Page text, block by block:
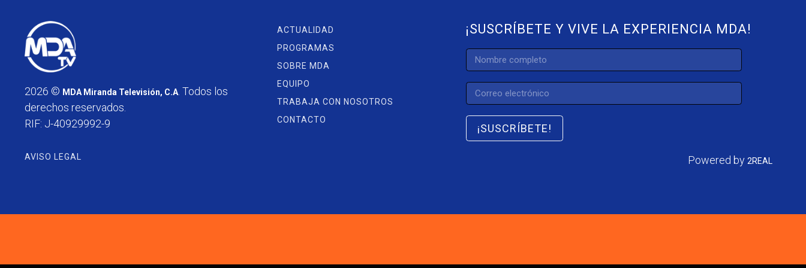
2026 © MDA Miranda Televisión, C.A . Todos los
derechos reservados.
RIF: J-40929992-9
AVISO LEGAL
ACTUALIDAD
PROGRAMAS
SOBRE MDA
EQUIPO
TRABAJA CON NOSOTROS
CONTACTO
¡SUSCRÍBETE Y VIVE LA EXPERIENCIA MDA!
¡SUSCRÍBETE!
Powered by 2REAL